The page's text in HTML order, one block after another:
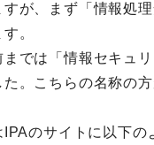
が、まず「情報処
。
では「情報セキュ
。こちらの名称の
のサイトに以下の